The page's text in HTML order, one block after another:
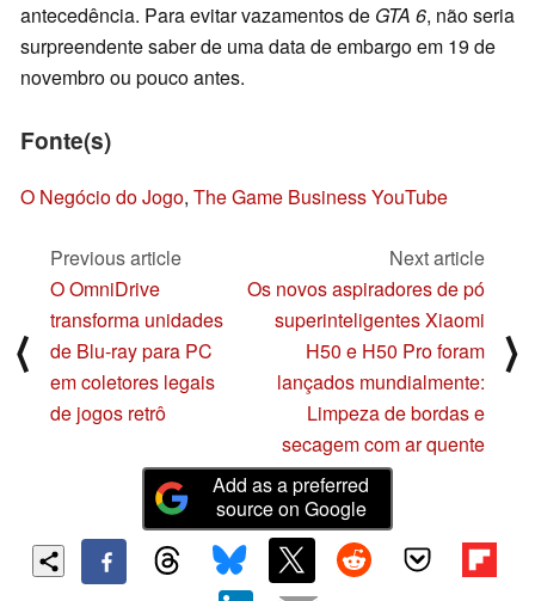
antecedência. Para evitar vazamentos de GTA 6, não seria
surpreendente saber de uma data de embargo em 19 de
novembro ou pouco antes.
Fonte(s)
O Negócio do Jogo, The Game Business YouTube
⟨
Previous article
O OmniDrive
transforma unidades
de Blu-ray para PC
em coletores legais
de jogos retrô
Next article
Os novos aspiradores de pó
superinteligentes Xiaomi
H50 e H50 Pro foram
lançados mundialmente:
Limpeza de bordas e
secagem com ar quente
⟩
Add as a preferred
source on Google